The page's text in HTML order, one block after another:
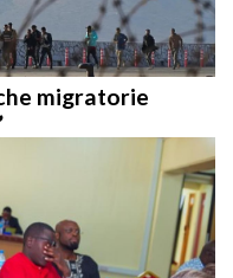
migratorie